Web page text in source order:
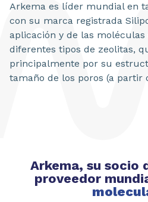
Arkema es líder mundial en
con su marca registrada
aplicación y de las moléculas
diferentes tipos de zeolitas,
principalmente por su
tamaño de los poros (a partir
Arkema, su socio
proveedor